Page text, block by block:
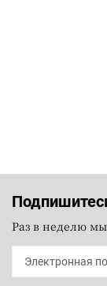
Раз в неделю